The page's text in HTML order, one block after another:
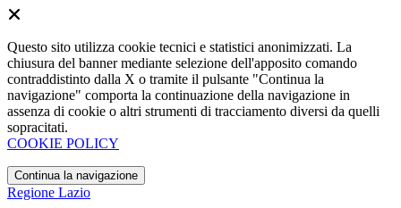
Questo sito utilizza cookie tecnici e statistici anonimizzati. La
chiusura del banner mediante selezione dell'apposito comando
contraddistinto dalla X o tramite il pulsante "Continua la
navigazione" comporta la continuazione della navigazione in
assenza di cookie o altri strumenti di tracciamento diversi da quelli
sopracitati.
COOKIE POLICY
Continua la navigazione
Regione Lazio